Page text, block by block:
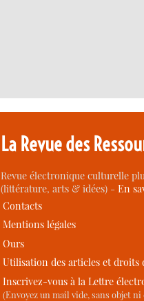
La Revue des
Revue électronique culturelle
(littérature, arts & idées) -En
Contacts
Mentions légales
Ours
Utilisation des articles et droits
Inscrivez-vous à la Lettre
(Envoyez un mail vide, sans objet